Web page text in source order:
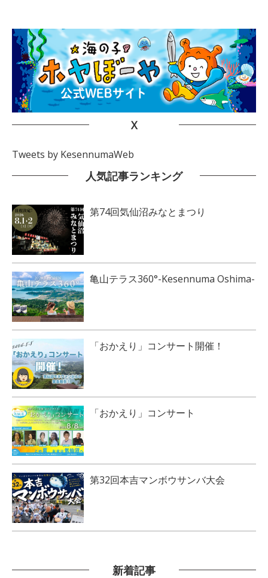
X
Tweets by KesennumaWeb
人気記事ランキング
第74回気仙沼みなとまつり
亀山テラス360°-Kesennuma Oshima-
「おかえり」コンサート開催！
「おかえり」コンサート
第32回本吉マンボウサンバ大会
新着記事